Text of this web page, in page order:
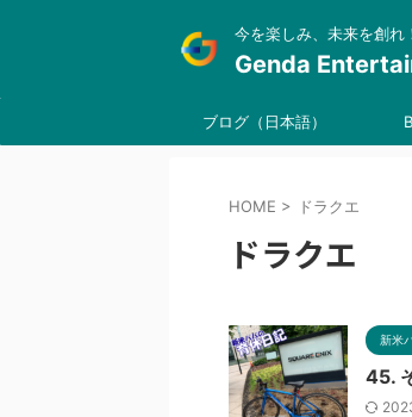
今を楽しみ、未来を創
Genda
ブログ（日本語）
HOME > ドラクエ
ドラクエ
新米
45.